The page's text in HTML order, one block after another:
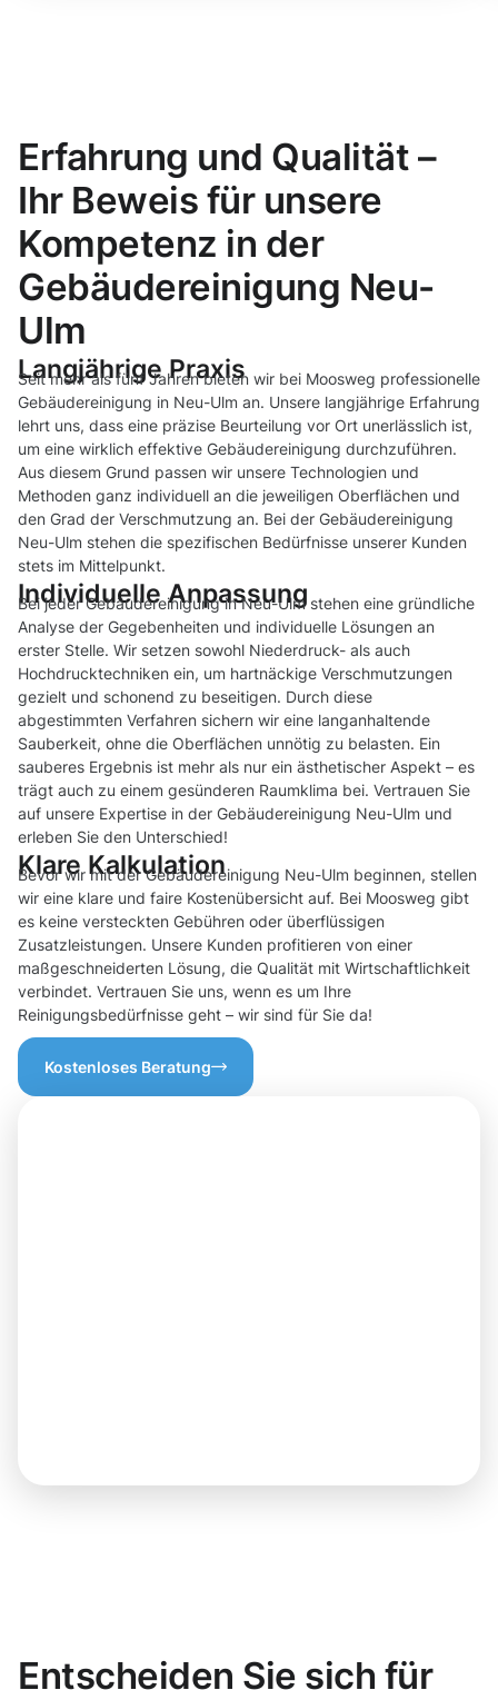
Erfahrung und Qualität –
Ihr Beweis für unsere
Kompetenz in der
Gebäudereinigung Neu-
Ulm
Langjährige Praxis
Seit mehr als fünf Jahren bieten wir bei Moosweg professionelle
Gebäudereinigung in Neu-Ulm an. Unsere langjährige Erfahrung
lehrt uns, dass eine präzise Beurteilung vor Ort unerlässlich ist,
um eine wirklich effektive Gebäudereinigung durchzuführen.
Aus diesem Grund passen wir unsere Technologien und
Methoden ganz individuell an die jeweiligen Oberflächen und
den Grad der Verschmutzung an. Bei der Gebäudereinigung
Neu-Ulm stehen die spezifischen Bedürfnisse unserer Kunden
stets im Mittelpunkt.
Individuelle Anpassung
Bei jeder Gebäudereinigung in Neu-Ulm stehen eine gründliche
Analyse der Gegebenheiten und individuelle Lösungen an
erster Stelle. Wir setzen sowohl Niederdruck- als auch
Hochdrucktechniken ein, um hartnäckige Verschmutzungen
gezielt und schonend zu beseitigen. Durch diese
abgestimmten Verfahren sichern wir eine langanhaltende
Sauberkeit, ohne die Oberflächen unnötig zu belasten. Ein
sauberes Ergebnis ist mehr als nur ein ästhetischer Aspekt – es
trägt auch zu einem gesünderen Raumklima bei. Vertrauen Sie
auf unsere Expertise in der Gebäudereinigung Neu-Ulm und
erleben Sie den Unterschied!
Klare Kalkulation
Bevor wir mit der Gebäudereinigung Neu-Ulm beginnen, stellen
wir eine klare und faire Kostenübersicht auf. Bei Moosweg gibt
es keine versteckten Gebühren oder überflüssigen
Zusatzleistungen. Unsere Kunden profitieren von einer
maßgeschneiderten Lösung, die Qualität mit Wirtschaftlichkeit
verbindet. Vertrauen Sie uns, wenn es um Ihre
Reinigungsbedürfnisse geht – wir sind für Sie da!
Kostenloses Beratung
Entscheiden Sie sich für